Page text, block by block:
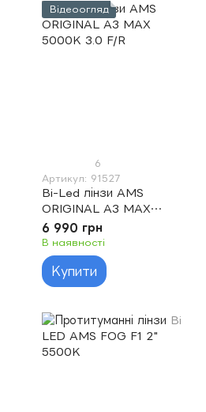
Відеоогляд
6
Артикул: 91527
Bi-Led лінзи AMS
ORIGINAL A3 MAX
5000K 3.0 F/R
6 990 грн
В наявності
Купити